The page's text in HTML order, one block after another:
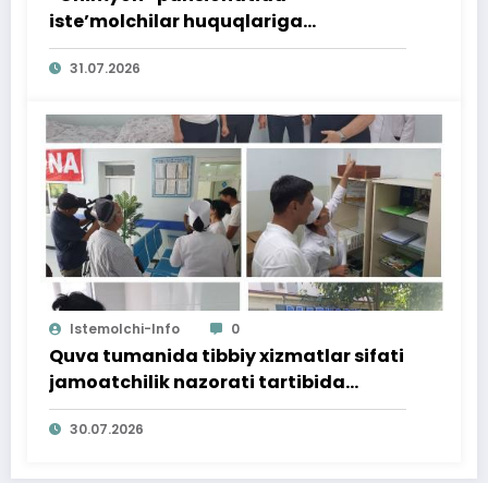
iste’molchilar huquqlariga
bag‘ishlangan targ‘ibot tadbiri
o‘tkazildi
31.07.2026
Istemolchi-Info 0
Quva tumanida tibbiy xizmatlar sifati
jamoatchilik nazorati tartibida
o‘rganildi
30.07.2026